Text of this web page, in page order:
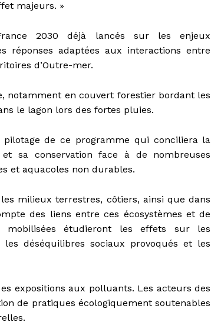
majeurs. »
2030 déjà lancés sur les enjeux
réponses adaptées aux interactions entre
d’Outre-mer.
notamment en couvert forestier bordant les
le lagon lors des fortes pluies.
pilotage de ce programme qui conciliera la
sa conservation face à de nombreuses
et aquacoles non durables.
milieux terrestres, côtiers, ainsi que dans
des liens entre ces écosystèmes et de
mobilisées étudieront les effets sur les
déséquilibres sociaux provoqués et les
expositions aux polluants. Les acteurs des
de pratiques écologiquement soutenables